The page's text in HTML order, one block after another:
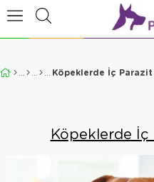
Köpeklerde İç
Köpeklerde